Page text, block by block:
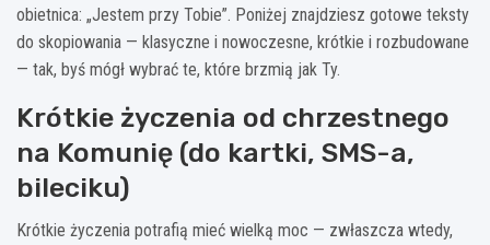
obietnica: „Jestem przy Tobie”. Poniżej znajdziesz gotowe teksty
do skopiowania — klasyczne i nowoczesne, krótkie i rozbudowane
— tak, byś mógł wybrać te, które brzmią jak Ty.
Krótkie życzenia od chrzestnego
na Komunię (do kartki, SMS-a,
bileciku)
Krótkie życzenia potrafią mieć wielką moc — zwłaszcza wtedy,